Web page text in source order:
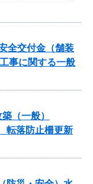
全交付金（舗装
事に関する一般
（一般）
転落防止柵更新